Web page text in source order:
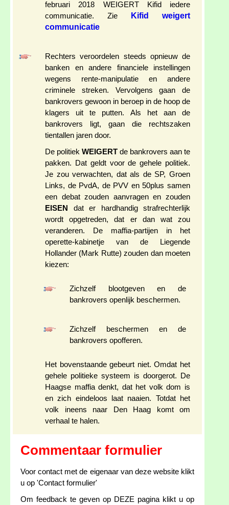
februari 2018 WEIGERT Kifid iedere
communicatie. Zie
Kifid weigert
communicatie
Rechters veroordelen steeds opnieuw de
banken en andere financiele instellingen
wegens rente-manipulatie en andere
criminele streken. Vervolgens gaan de
bankrovers gewoon in beroep in de hoop de
klagers uit te putten. Als het aan de
bankrovers ligt, gaan die rechtszaken
tientallen jaren door.
De politiek WEIGERT de bankrovers aan te
pakken. Dat geldt voor de gehele politiek.
Je zou verwachten, dat als de SP, Groen
Links, de PvdA, de PVV en 50plus samen
een debat zouden aanvragen en zouden
EISEN
dat er hardhandig strafrechterlijk
wordt opgetreden, dat er dan wat zou
veranderen. De maffia-partijen in het
operette-kabinetje van de Liegende
Hollander (Mark Rutte) zouden dan moeten
kiezen:
Zichzelf blootgeven en de
bankrovers openlijk beschermen.
Zichzelf beschermen en de
bankrovers opofferen.
Het bovenstaande gebeurt niet. Omdat het
gehele politieke systeem is doorgerot. De
Haagse maffia denkt, dat het volk dom is
en zich eindeloos laat naaien. Totdat het
volk ineens naar Den Haag komt om
verhaal te halen.
Commentaar formulier
Voor contact met de eigenaar van deze website klikt
u op 'Contact formulier'
Om feedback te geven op DEZE pagina klikt u op